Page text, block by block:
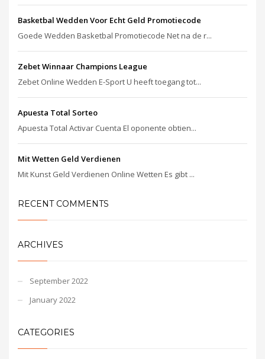
Basketbal Wedden Voor Echt Geld Promotiecode
Goede Wedden Basketbal Promotiecode Net na de r...
Zebet Winnaar Champions League
Zebet Online Wedden E-Sport U heeft toegang tot...
Apuesta Total Sorteo
Apuesta Total Activar Cuenta El oponente obtien...
Mit Wetten Geld Verdienen
Mit Kunst Geld Verdienen Online Wetten Es gibt ...
RECENT COMMENTS
ARCHIVES
September 2022
January 2022
CATEGORIES